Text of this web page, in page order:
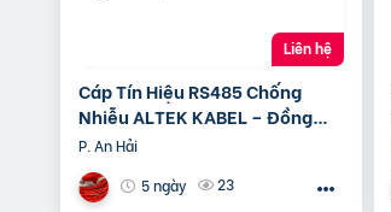
Cáp Tín Hiệu RS485 Chống
Nhiễu ALTEK KABEL – Đồng
Nguyên Chất 100%, Truyền Tín
Hiệu Ổn Định
P. An Hải
5 ngày
23
Liên hệ